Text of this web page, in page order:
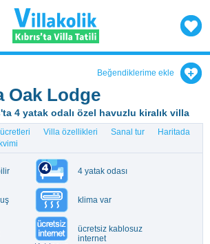
Beğendiklerime ekle
Oak Lodge
4 yatak odalı özel havuzlu kiralık villa
Villa özellikleri Sanal tur
Haritada
4 yatak odası
klima var
ücretsiz kablosuz
internet